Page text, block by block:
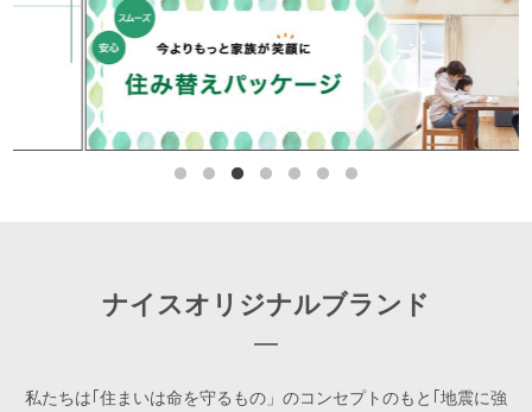
ナイスオリジナルブランド
私たちは｢住まいは命を守るもの」のコンセプトのもと｢地震に強